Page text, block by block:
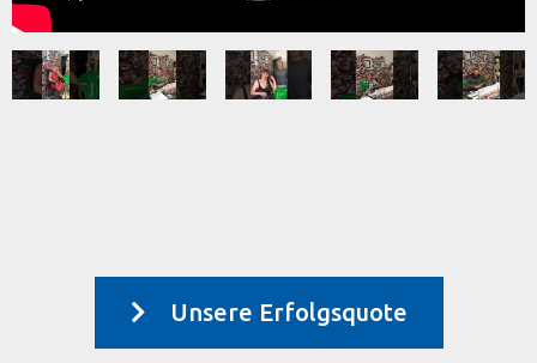
Unsere Erfolgsquote